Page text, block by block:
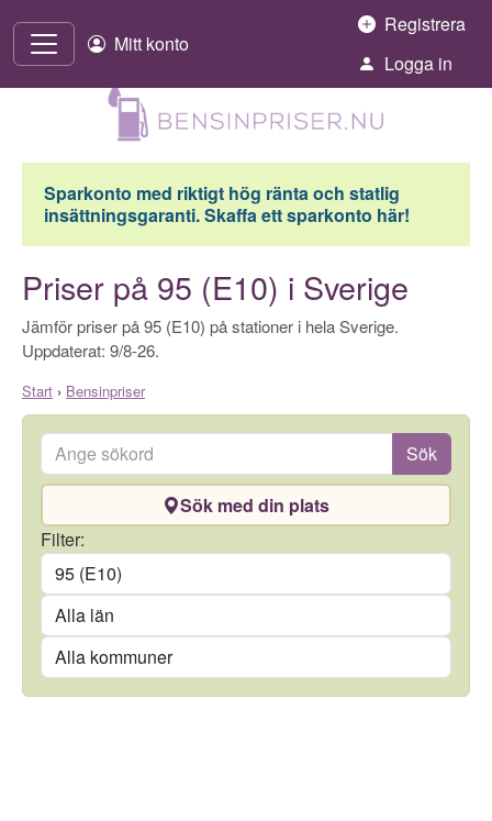
Mitt konto
Registrera
Logga in
Sparkonto med riktigt hög ränta och statlig
insättningsgaranti. Skaffa ett sparkonto här!
Priser på 95 (E10) i Sverige
Jämför priser på 95 (E10) på stationer i hela Sverige.
Uppdaterat: 9/8-26.
Start › Bensinpriser
Ange sökord Sök
Sök med din plats
Filter:
Län
Kommun